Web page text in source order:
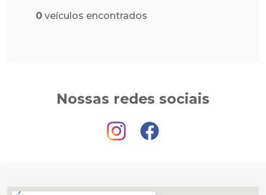
0 veículos encontrados
Nossas redes sociais